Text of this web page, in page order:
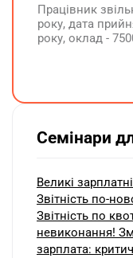
Працівник
року, дата
року, оклад -
Семінари
Великі
Звітність по-
Звітність по
невиконання!
зарплата: